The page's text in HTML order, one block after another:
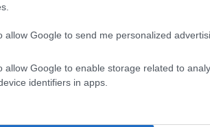
allow Google to send me personalized
allow Google to enable storage related to
identifiers in apps.